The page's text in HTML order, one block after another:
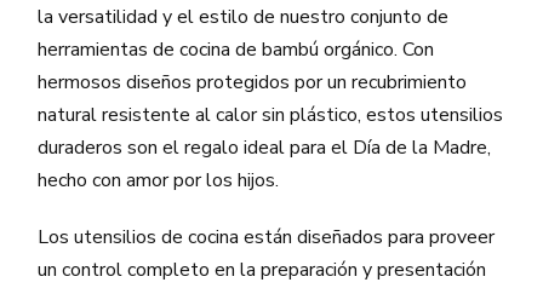
la versatilidad y el estilo de nuestro conjunto de
herramientas de cocina de bambú orgánico. Con
hermosos diseños protegidos por un recubrimiento
natural resistente al calor sin plástico, estos utensilios
duraderos son el regalo ideal para el Día de la Madre,
hecho con amor por los hijos.
Los utensilios de cocina están diseñados para proveer
un control completo en la preparación y presentación